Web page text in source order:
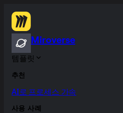
Miroverse
템플릿
추천
AI로 프로세스 가속
사용 사례